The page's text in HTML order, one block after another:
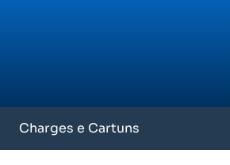
Charges e Cartuns